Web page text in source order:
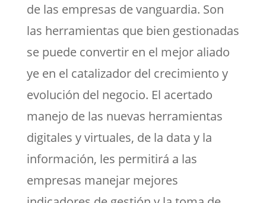
de las empresas de vanguardia. Son
las herramientas que bien gestionadas
se puede convertir en el mejor aliado
ye en el catalizador del crecimiento y
evolución del negocio. El acertado
manejo de las nuevas herramientas
digitales y virtuales, de la data y la
información, les permitirá a las
empresas manejar mejores